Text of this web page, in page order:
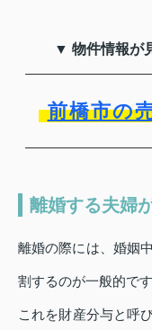
▼ 物件情報が
前橋市の
離婚する夫婦
離婚の際には、婚姻
割するのが一般的です
これを財産分与と呼